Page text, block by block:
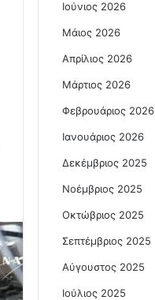
Ιούνιος 2026
Μάιος 2026
Απρίλιος 2026
Μάρτιος 2026
Φεβρουάριος 2026
Ιανουάριος 2026
Δεκέμβριος 2025
Νοέμβριος 2025
Οκτώβριος 2025
Σεπτέμβριος 2025
Αύγουστος 2025
Ιούλιος 2025